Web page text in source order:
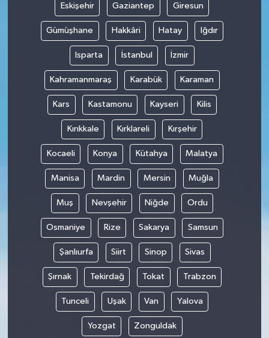
Eskişehir Gaziantep Giresun
Gümüşhane Hakkâri Hatay Iğdır
Isparta İstanbul İzmir
Kahramanmaraş Karabük Karaman
Kars Kastamonu Kayseri Kilis
Kırıkkale Kırklareli Kırşehir
Kocaeli Konya Kütahya Malatya
Manisa Mardin Mersin Muğla
Muş Nevşehir Niğde Ordu
Osmaniye Rize Sakarya Samsun
Şanlıurfa Siirt Sinop Sivas
Şırnak Tekirdağ Tokat Trabzon
Tunceli Uşak Van Yalova
Yozgat Zonguldak